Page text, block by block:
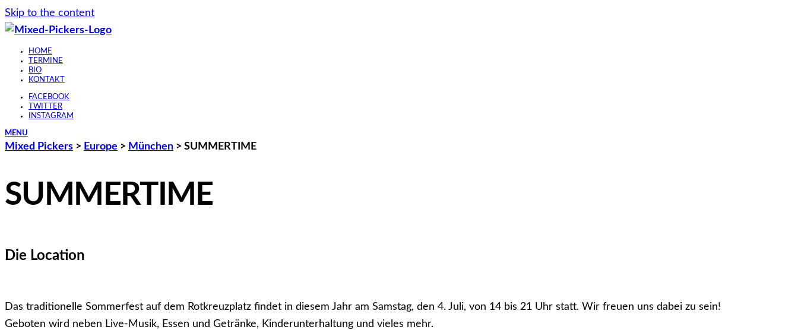
Skip to the content
HOME
TERMINE
BIO
KONTAKT
FACEBOOK
TWITTER
INSTAGRAM
MENU
Mixed Pickers > Europe > München > SUMMERTIME
SUMMERTIME
Die Location
Das traditionelle Sommerfest auf dem Rotkreuzplatz findet in diesem Jahr am Samstag, den 4. Juli, von 14 bis 21 Uhr statt. Wir freuen uns dabei zu sein!
Geboten wird neben Live-Musik, Essen und Getränke, Kinderunterhaltung und vieles mehr.